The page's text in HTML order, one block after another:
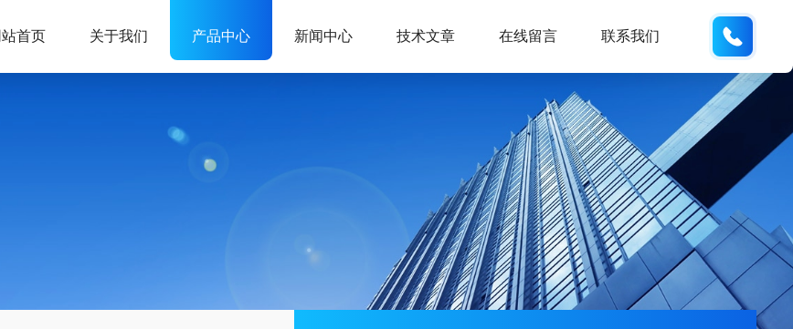
站首页 关于我们 产品中心 新闻中心 技术文章 在线留言 联系我们